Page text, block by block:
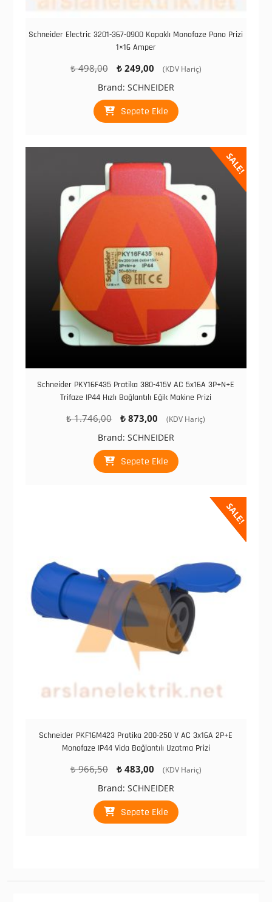
Schneider Electric 3201-367-0900 Kapaklı Monofaze Pano Prizi
1×16 Amper
₺498,00
Orijinal
₺ 498,00.
₺249,00
Şu
fiyat:
₺ 249,00.
(KDV Hariç)
Brand: SCHNEIDER
Sepete Ekle
SALE!
Schneider PKY16F435 Pratika 380-415V AC 5x16A 3P+N+E
Trifaze IP44 Hızlı Bağlantılı Eğik Makine Prizi
₺1.746,00
Orijinal
fiyat:
₺ 1.746,00.
₺ 873,00
Şu
fiyat:
₺ 873,00.
(KDV Hariç)
Brand: SCHNEIDER
Sepete Ekle
SALE!
Schneider PKF16M423 Pratika 200-250 V AC 3x16A 2P+E
Monofaze IP44 Vida Bağlantılı Uzatma Prizi
₺966,50
Orijinal
₺ 966,50.
₺483,00
Şu
fiyat:
₺ 483,00.
(KDV Hariç)
Brand: SCHNEIDER
Sepete Ekle